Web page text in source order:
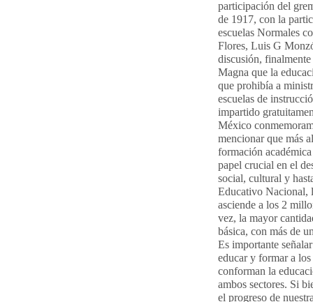
participación del
de 1917, con la
escuelas Normales
Flores, Luis G
discusión,
Magna que la
que prohibía a
escuelas de
impartido
México
mencionar que más
formación
papel crucial en el
social, cultural y
Educativo Nacional,
asciende a los 2
vez, la mayor
básica, con más de
Es importante
educar y formar a
conforman la
ambos sectores. Si
el progreso de